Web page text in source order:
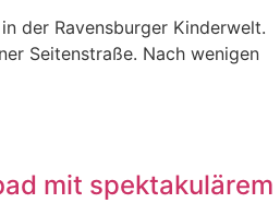
der Ravensburger Kinderwelt.
Seitenstraße. Nach wenigen
mit spektakulärem